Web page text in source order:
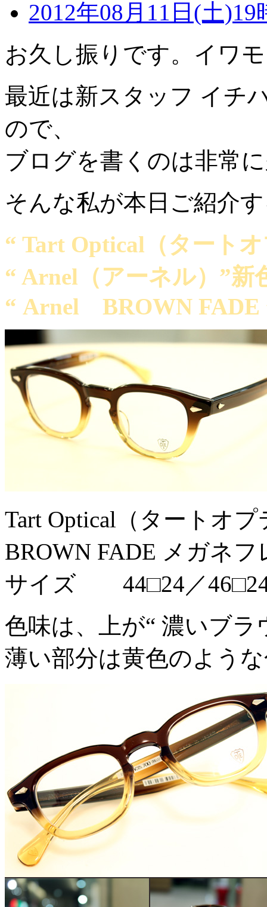
2012年08月11日(土)19
お久し振りです。イワ
最近は新スタッフ イチ
ので、
ブログを書くのは非常
そんな私が本日ご紹介
“ Tart Optical（タート
“ Arnel（アーネル）”新
“ Arnel BROWN FADE
Tart Optical（タートオ
BROWN FADE メガネ
サイズ 44□24／
色味は、上が“ 濃いブラ
薄い部分は黄色のよう